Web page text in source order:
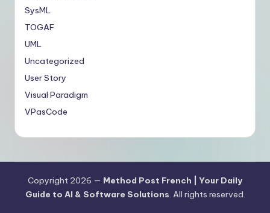
SysML
TOGAF
UML
Uncategorized
User Story
Visual Paradigm
VPasCode
Copyright 2026 — Method Post French | Your Daily
Guide to AI & Software Solutions. All rights reserved.